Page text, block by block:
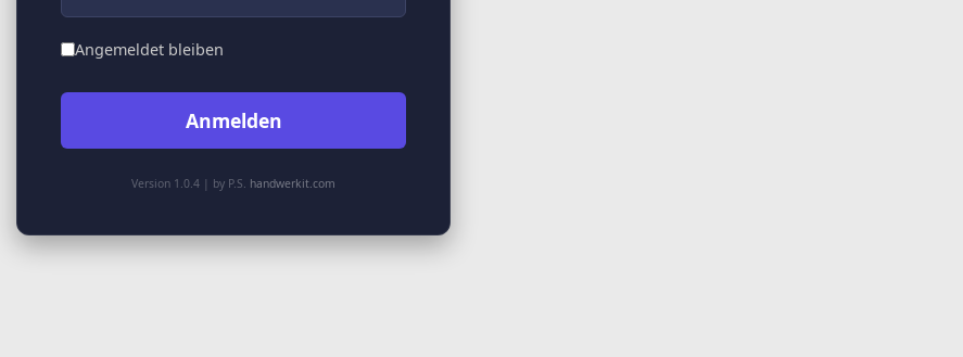
Angemeldet bleiben
Anmelden
Version 1.0.4 | by P.S. handwerkit.com